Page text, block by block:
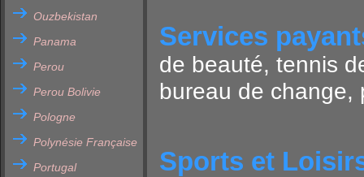
Ouzbekistan
Panama
Perou
Perou Bolivie
Pologne
Polynésie Française
Portugal
Services
de beauté, tennis
bureau de change,
Sports et